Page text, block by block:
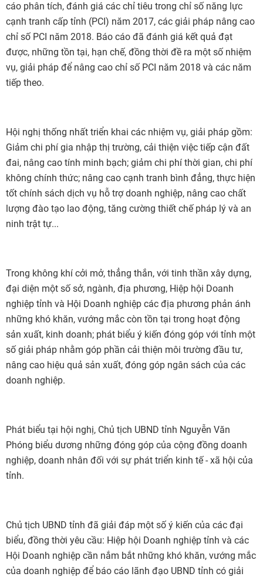
cáo phân tích, đánh giá các chỉ tiêu trong chỉ số năng lực
cạnh tranh cấp tỉnh (PCI) năm 2017, các giải pháp nâng cao
chỉ số PCI năm 2018. Báo cáo đã đánh giá kết quả đạt
được, những tồn tại, hạn chế, đồng thời đề ra một số nhiệm
vụ, giải pháp để nâng cao chỉ số PCI năm 2018 và các năm
tiếp theo.
Hội nghị thống nhất triển khai các nhiệm vụ, giải pháp gồm:
Giảm chi phí gia nhập thị trường, cải thiện việc tiếp cận đất
đai, nâng cao tính minh bạch; giảm chi phí thời gian, chi phí
không chính thức; nâng cao cạnh tranh bình đẳng, thực hiện
tốt chính sách dịch vụ hỗ trợ doanh nghiệp, nâng cao chất
lượng đào tạo lao động, tăng cường thiết chế pháp lý và an
ninh trật tự...
Trong không khí cởi mở, thẳng thắn, với tinh thần xây dựng,
đại diện một số sở, ngành, địa phương, Hiệp hội Doanh
nghiệp tỉnh và Hội Doanh nghiệp các địa phương phản ánh
những khó khăn, vướng mắc còn tồn tại trong hoạt động
sản xuất, kinh doanh; phát biểu ý kiến đóng góp với tỉnh một
số giải pháp nhằm góp phần cải thiện môi trường đầu tư,
nâng cao hiệu quả sản xuất, đóng góp ngân sách của các
doanh nghiệp.
Phát biểu tại hội nghị, Chủ tịch UBND tỉnh Nguyễn Văn
Phóng biểu dương những đóng góp của cộng đồng doanh
nghiệp, doanh nhân đối với sự phát triển kinh tế - xã hội của
tỉnh.
Chủ tịch UBND tỉnh đã giải đáp một số ý kiến của các đại
biểu, đồng thời yêu cầu: Hiệp hội Doanh nghiệp tỉnh và các
Hội Doanh nghiệp cần nắm bắt những khó khăn, vướng mắc
của doanh nghiệp để báo cáo lãnh đạo UBND tỉnh có giải